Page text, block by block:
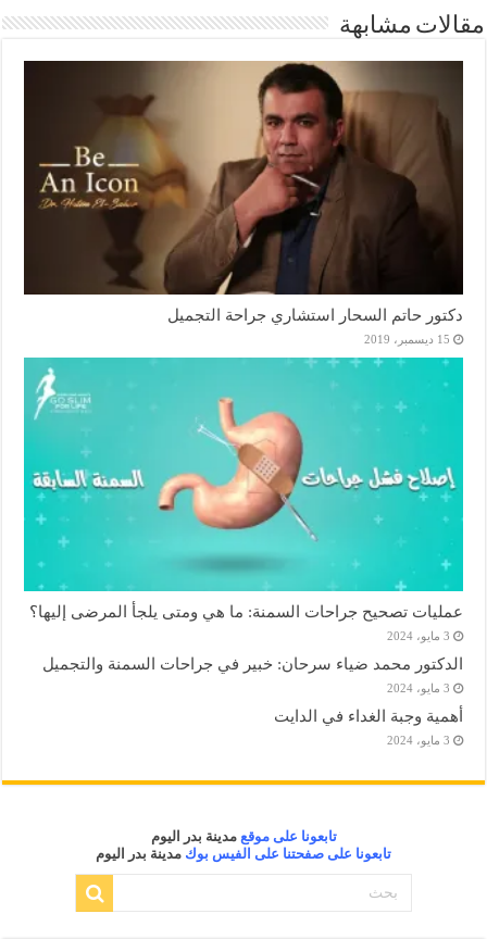
مقالات مشابهة
دكتور حاتم السحار استشاري جراحة التجميل
15 ديسمبر، 2019
عمليات تصحيح جراحات السمنة: ما هي ومتى يلجأ المرضى إليها؟
3 مايو، 2024
الدكتور محمد ضياء سرحان: خبير في جراحات السمنة والتجميل
3 مايو، 2024
أهمية وجبة الغداء في الدايت
3 مايو، 2024
تابعونا على موقع مدينة بدر اليوم
تابعونا على صفحتنا على الفيس بوك مدينة بدر اليوم